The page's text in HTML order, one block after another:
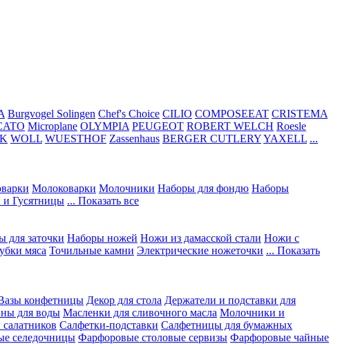
Burgvogel Solingen Chef's Choice CILIO COMPOSEEAT CRISTEMA
Microplane OLYMPIA PEUGEOT ROBERT WELCH Roesle
WOLL WUESTHOF Zassenhaus BERGER CUTLERYYAXELL ...
Молоковарки Молочники Наборы для фондю Наборы
Гусятницы ... Показать все
для заточки Наборы ножей Ножи из дамасской стали Ножи с
мяса Точильные камни Электрические ножеточки ... Показать
конфетницы Декор для стола Держатели и подставки для
для воды Масленки для сливочного масла Молочники и
Салфетки-подставки Салфетницы для бумажных
селедочницы Фарфоровые столовые сервизы Фарфоровые чайные